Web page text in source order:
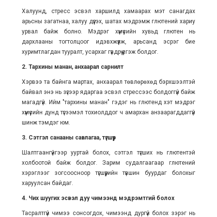
Халуунд, стресс эсвэл харшилд хамаарах мэт санагдах
арьсны загатнаа, халуу дүүгэх, шатах мэдрэмж глютений хариу
урвал байж болно. Мэдрэг хүмүүсийн хувьд глютен нь
дархлааны тогтолцоог идэвхжүүлж, арьсанд эсрэг бие
хуримтлагдан тууралт, усархаг гүвдрүү үүсгэж болдог.
2. Тархины манан, анхаарал сарнилт
Хэрвээ та байнга мартах, анхаарал төвлөрөхөд бэрхшээлтэй
байвал энэ нь зүгээр ядаргаа эсвэл стрессээс болдоггүй байж
магадгүй. Ийм "тархины манан" гэдэг нь глютенд хэт мэдрэг
хүмүүсийн дунд түгээмэл тохиолддог ч амархан анзаарагддаггүй
шинж тэмдэг юм.
3. Сэтгэл санааны савлагаа, түгшүүр
Шалтгаангүйгээр ууртай болох, сэтгэл түгших нь глютентэй
холбоотой байж болдог. Зарим судалгаагаар глютений
хэрэглээг зогсоосноор түгшүүрийн түвшин буурдаг болохыг
харуулсан байдаг.
4. Чих шуугих эсвэл дуу чимээнд мэдрэмтгий болох
Тасралтгүй чимээ сонсогдох, чимээнд дургүй болох зэрэг нь